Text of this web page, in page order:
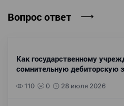
Вопрос ответ
Как государственному
сомнительную дебиторскую
110 0 28 июля 2026